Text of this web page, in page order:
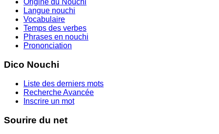
Origine du Nouchi
Langue nouchi
Vocabulaire
Temps des verbes
Phrases en nouchi
Prononciation
Dico Nouchi
Liste des derniers mots
Recherche Avancée
Inscrire un mot
Sourire du net